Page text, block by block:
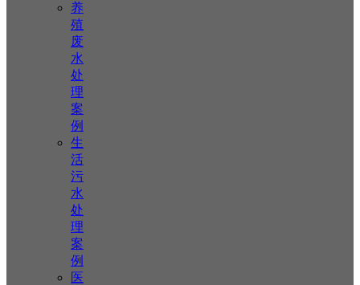
养
殖
废
水
处
理
案
例
生
活
污
水
处
理
案
例
医